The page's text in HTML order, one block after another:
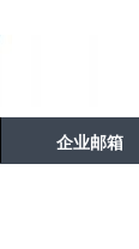
企业邮箱